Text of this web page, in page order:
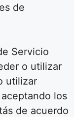
de
Servicio
o utilizar
utilizar
los
de acuerdo